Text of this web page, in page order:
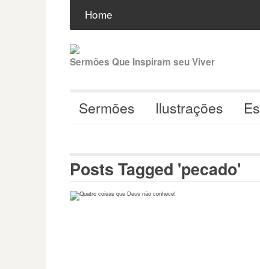
para
conteúdo
Home
Sermões Que Inspiram seu Viver
Sermões Ilustrações
Posts Tagged 'pecado'